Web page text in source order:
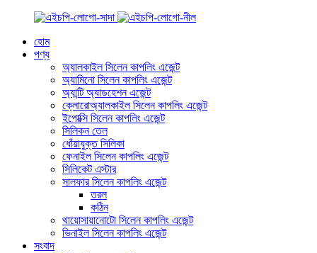
হোম
পণ্য
অ্যালকাইল সিলেন কাপলিং এজেন্ট
অ্যামিনো সিলেন কাপলিং এজেন্ট
অ্যান্টি অ্যাডহেশন এজেন্ট
ক্লোরোঅ্যালকাইল সিলেন কাপলিং এজেন্ট
ইপোক্সি সিলেন কাপলিং এজেন্ট
সিলিকন তেল
ধোঁয়াযুক্ত সিলিকা
ফেনাইল সিলেন কাপলিং এজেন্ট
সিলিকেট এস্টার
সালফার সিলেন কাপলিং এজেন্ট
তরল
কঠিন
থায়োসায়ানোটো সিলেন কাপলিং এজেন্ট
ভিনাইল সিলেন কাপলিং এজেন্ট
সংবাদ